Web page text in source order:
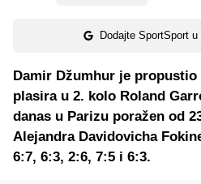
Dodajte SportSport
Damir Džumhur je
plasira u 2. kolo Roland
danas u Parizu poražen od
Alejandra Davidovicha
6:7, 6:3, 2:6, 7:5 i 6:3.